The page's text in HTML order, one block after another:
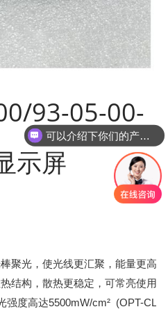
93-05-00-
示屏
聚光，使光线更汇聚，能量更高
结构，散热更稳定，可常亮使用
强度高达5500mW/cm² (OPT-
可以介绍下你们的产品么？